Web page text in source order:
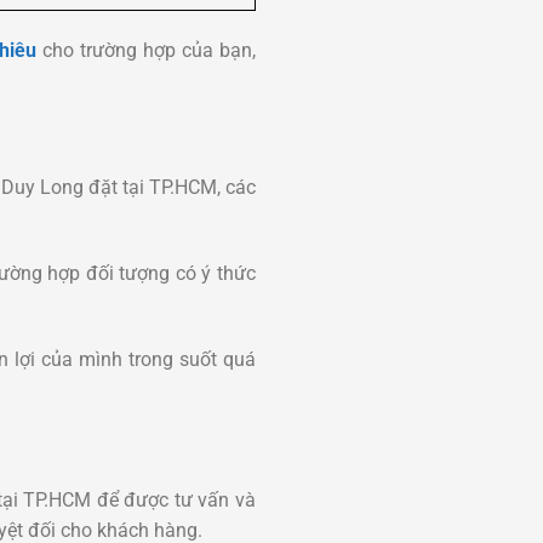
cho trường hợp của bạn,
Long đặt tại TP.HCM, các
hợp đối tượng có ý thức
lợi của mình trong suốt quá
TP.HCM để được tư vấn và
đối cho khách hàng.